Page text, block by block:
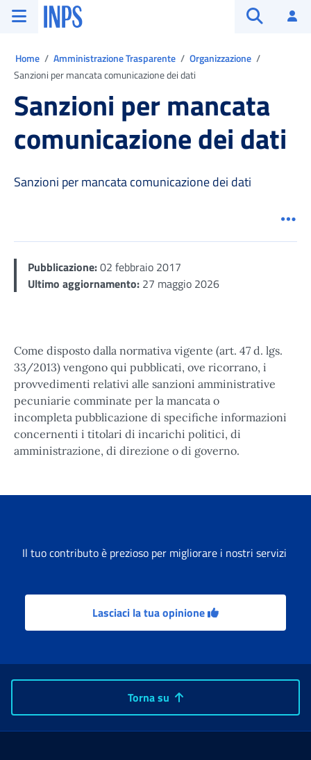
Vai al menu principale
Vai al contenuto principale
Vai al pie' di pagina
INPS ()
Home Amministrazione Trasparente
Organizzazione
Sanzioni per mancata comunicazione dei dati
Sanzioni per mancata
comunicazione dei dati
Sanzioni per mancata comunicazione dei dati
Pubblicazione:02 febbraio 2017
Ultimo aggiornamento: 27 maggio 2026
Come disposto dalla normativa vigente (art. 47 d. lgs.
33/2013) vengono qui pubblicati, ove ricorrano, i
provvedimenti relativi alle sanzioni amministrative
pecuniarie comminate per la mancata o
incompleta pubblicazione di specifiche informazioni
concernenti i titolari di incarichi politici, di
amministrazione, di direzione o di governo.
Il tuo contributo è prezioso per migliorare i nostri servizi
Lasciaci la tua opinione
Torna su